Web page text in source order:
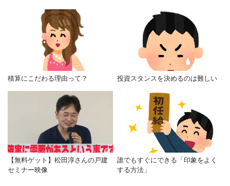
積算にこだわる理由って？ 投資スタンスを決めるのは難しい
【無料ゲット】松田淳さんの戸建
セミナー映像
誰でもすぐにできる「印象をよく
する方法」